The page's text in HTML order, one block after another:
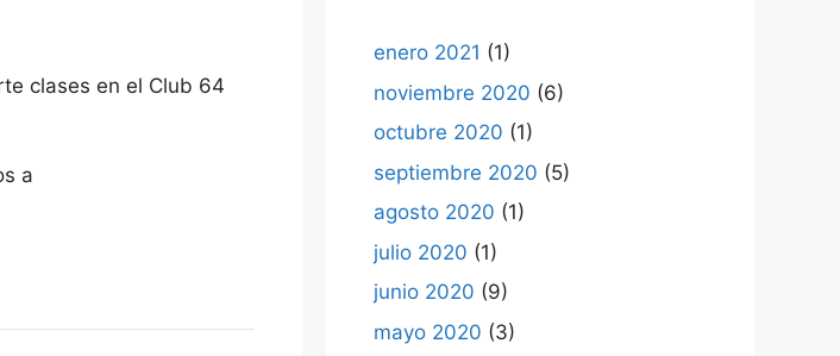
clases en el Club 64
a
enero 2021 (1)
noviembre 2020 (6)
octubre 2020 (1)
septiembre 2020 (5)
agosto 2020 (1)
julio 2020 (1)
junio 2020 (9)
mayo 2020 (3)